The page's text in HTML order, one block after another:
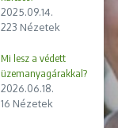
2025.09.14.
223 Nézetek
Mi lesz a védett
üzemanyagárakkal?
2026.06.18.
16 Nézetek